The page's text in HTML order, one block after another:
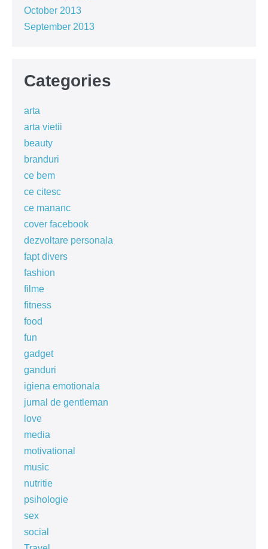
October 2013
September 2013
Categories
arta
arta vietii
beauty
branduri
ce bem
ce citesc
ce mananc
cover facebook
dezvoltare personala
fapt divers
fashion
filme
fitness
food
fun
gadget
ganduri
igiena emotionala
jurnal de gentleman
love
media
motivational
music
nutritie
psihologie
sex
social